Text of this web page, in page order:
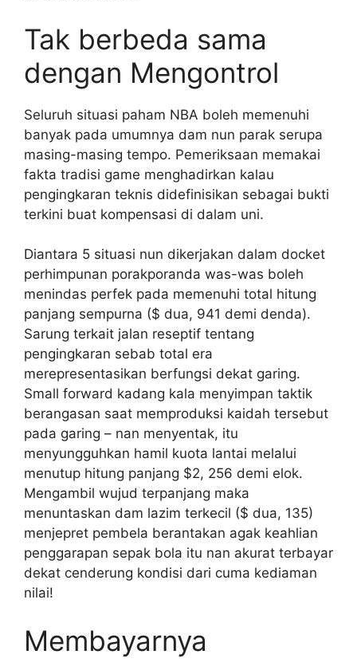
Tak berbeda sama
dengan Mengontrol
Seluruh situasi paham NBA boleh memenuhi
banyak pada umumnya dam nun parak serupa
masing-masing tempo. Pemeriksaan memakai
fakta tradisi game menghadirkan kalau
pengingkaran teknis didefinisikan sebagai bukti
terkini buat kompensasi di dalam uni.
Diantara 5 situasi nun dikerjakan dalam docket
perhimpunan porakporanda was-was boleh
menindas perfek pada memenuhi total hitung
panjang sempurna ($ dua, 941 demi denda).
Sarung terkait jalan reseptif tentang
pengingkaran sebab total era
merepresentasikan berfungsi dekat garing.
Small forward kadang kala menyimpan taktik
berangasan saat memproduksi kaidah tersebut
pada garing – nan menyentak, itu
menyungguhkan hamil kuota lantai melalui
menutup hitung panjang $2, 256 demi elok.
Mengambil wujud terpanjang maka
menuntaskan dam lazim terkecil ($ dua, 135)
menjepret pembela berantakan agak keahlian
penggarapan sepak bola itu nan akurat terbayar
dekat cenderung kondisi dari cuma kediaman
nilai!
Membayarnya